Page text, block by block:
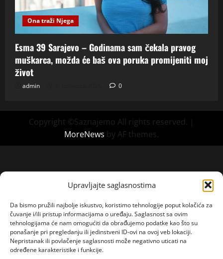
Upravljajte saglasnostima
Da bismo pružili najbolje iskustvo, koristimo tehnologije poput kolačića za
čuvanje i/ili pristup informacijama o uređaju. Saglasnost sa ovim
tehnologijama će nam omogućiti da obrađujemo podatke kao što su
ponašanje pri pregledanju ili jedinstveni ID-ovi na ovoj veb lokaciji.
Nepristanak ili povlačenje saglasnosti može negativno uticati na
određene karakteristike i funkcije.
Ona traži Njega
Esma 39 Sarajevo – Godinama sam čekala pravog
muškarca, možda će baš ova poruka promijeniti moj
život
admin 0
Copyright ©Saznajemo All rights reserved. |
MoreNews by AF themes.